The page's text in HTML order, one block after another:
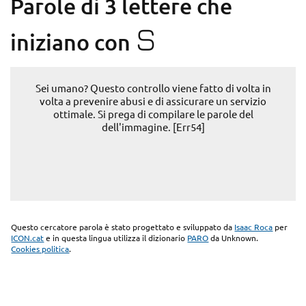
Parole di 3 lettere che
iniziano con S
Sei umano? Questo controllo viene fatto di volta in
volta a prevenire abusi e di assicurare un servizio
ottimale. Si prega di compilare le parole del
dell'immagine. [Err54]
Questo cercatore parola è stato progettato e sviluppato da Isaac Roca per
ICON.cate in questa lingua utilizza il dizionario PAROda Unknown.
Cookies politica.